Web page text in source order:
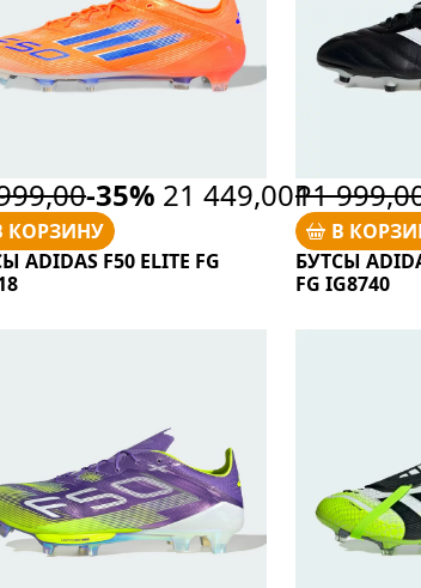
-35% 21 449,00Р
КОРЗИНУ
ADIDAS F50 ELITE FG
11
В
БУТСЫ
FG IG8740